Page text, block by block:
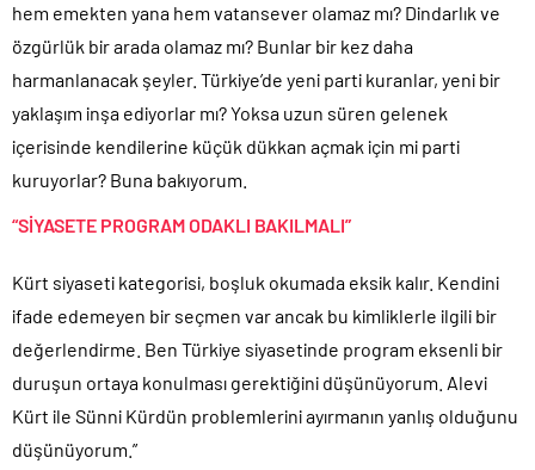
hem emekten yana hem vatansever olamaz mı? Dindarlık ve
özgürlük bir arada olamaz mı? Bunlar bir kez daha
harmanlanacak şeyler. Türkiye’de yeni parti kuranlar, yeni bir
yaklaşım inşa ediyorlar mı? Yoksa uzun süren gelenek
içerisinde kendilerine küçük dükkan açmak için mi parti
kuruyorlar? Buna bakıyorum.
“SİYASETE PROGRAM ODAKLI BAKILMALI”
Kürt siyaseti kategorisi, boşluk okumada eksik kalır. Kendini
ifade edemeyen bir seçmen var ancak bu kimliklerle ilgili bir
değerlendirme. Ben Türkiye siyasetinde program eksenli bir
duruşun ortaya konulması gerektiğini düşünüyorum. Alevi
Kürt ile Sünni Kürdün problemlerini ayırmanın yanlış olduğunu
düşünüyorum.”